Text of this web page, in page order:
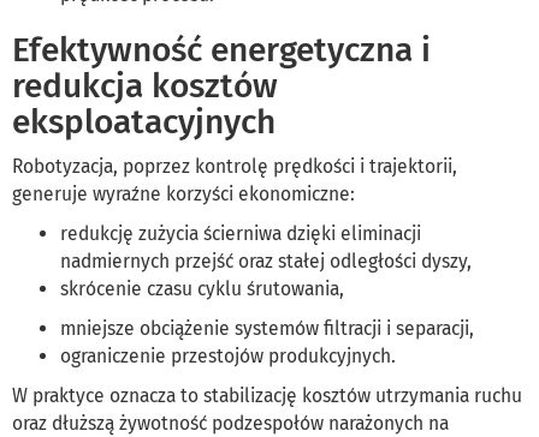
Efektywność energetyczna i
redukcja kosztów
eksploatacyjnych
Robotyzacja, poprzez kontrolę prędkości i trajektorii,
generuje wyraźne korzyści ekonomiczne:
redukcję zużycia ścierniwa dzięki eliminacji
nadmiernych przejść oraz stałej odległości dyszy,
skrócenie czasu cyklu śrutowania,
mniejsze obciążenie systemów filtracji i separacji,
ograniczenie przestojów produkcyjnych.
W praktyce oznacza to stabilizację kosztów utrzymania ruchu
oraz dłuższą żywotność podzespołów narażonych na